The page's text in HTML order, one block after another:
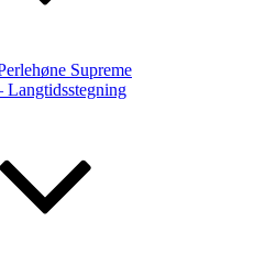
Supreme
Langtidsstegning